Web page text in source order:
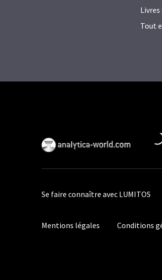
Tout
Se faire connaître avec LUMITOS
Mentions légales Conditions